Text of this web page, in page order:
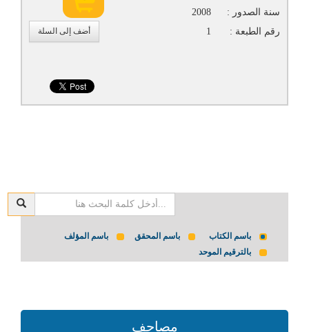
أضف إلى السلة
سنة الصدور :
2008
رقم الطبعة :
1
باسم الكتاب باسم المحقق
باسم المؤلف
بالترقيم الموحد
مصاحف